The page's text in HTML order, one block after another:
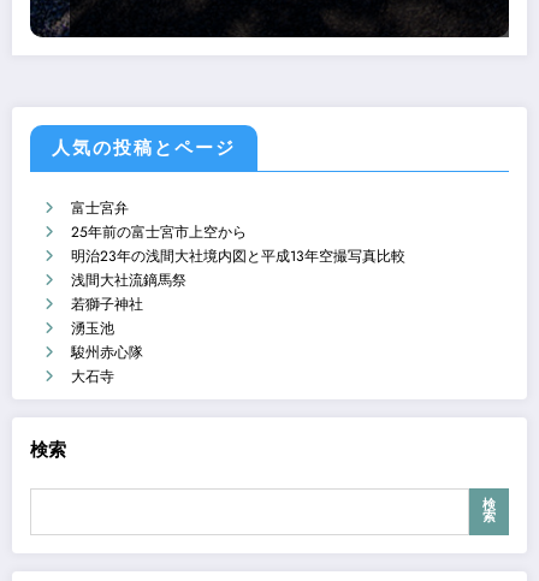
人気の投稿とページ
富士宮弁
25年前の富士宮市上空から
明治23年の浅間大社境内図と平成13年空撮写真比較
浅間大社流鏑馬祭
若獅子神社
湧玉池
駿州赤心隊
大石寺
検索
検
索